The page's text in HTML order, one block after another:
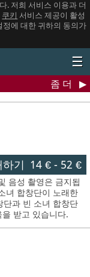
. 저희 서비스 이용과 더
쿠키 서비스 제공이 활성
에 대한 귀하의 동의가
☰
좀 더
기 14 €- 52 €
음성 촬영은 금지됩
녀 합창단이 노래한
단과 빈 소녀 합창단
받고 있습니다.